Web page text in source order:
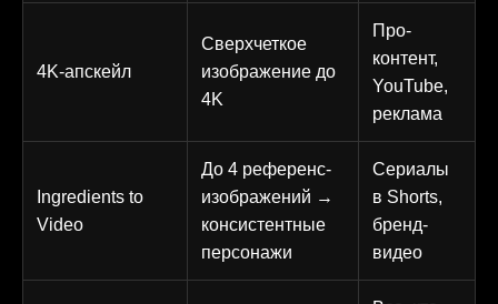
4K-апскейл
Сверхчеткое
изображение до
4K
Про-
контент,
YouTube,
реклама
Ingredients to
Video
До 4 референс-
изображений →
консистентные
персонажи
Сериалы
в Shorts,
бренд-
видео